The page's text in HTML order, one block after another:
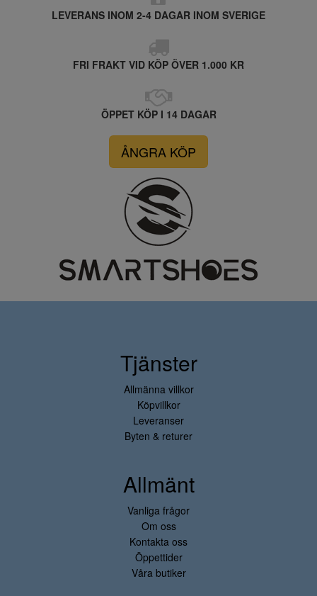
LEVERANS INOM 2-4 DAGAR INOM SVERIGE
FRI FRAKT VID KÖP ÖVER 1.000 KR
ÖPPET KÖP I 14 DAGAR
ÅNGRA KÖP
Tjänster
Allmänna villkor
Köpvillkor
Leveranser
Byten & returer
Allmänt
Vanliga frågor
Om oss
Kontakta oss
Öppettider
Våra butiker